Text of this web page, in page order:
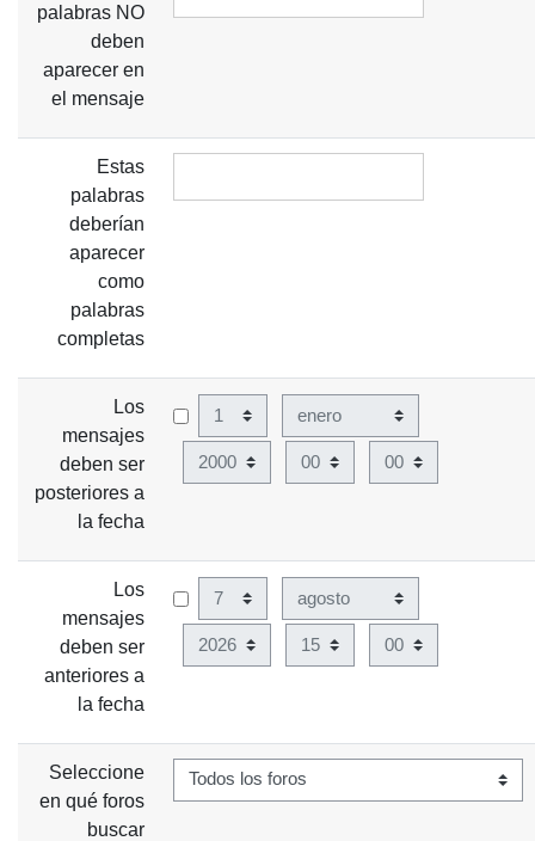
palabras NO
deben
aparecer en
el mensaje
Estas
palabras
deberían
aparecer
como
palabras
completas
Los
mensajes
deben ser
posteriores a
la fecha
Día
Año Hora Minuto
Los
mensajes
deben ser
anteriores a
la fecha
Día
Año Hora Minuto
Seleccione
en qué foros
buscar